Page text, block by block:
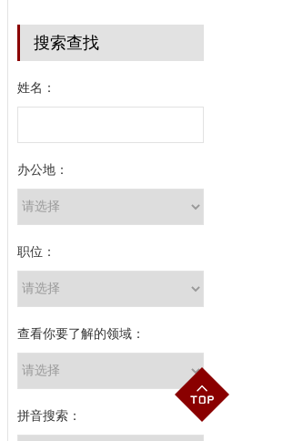
搜索查找
姓名：
办公地：
职位：
查看你要了解的领域：
拼音搜索：